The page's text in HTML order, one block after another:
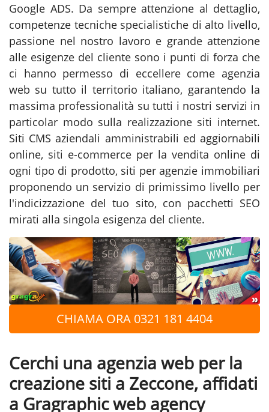
Google ADS. Da sempre attenzione al dettaglio,
competenze tecniche specialistiche di alto livello,
passione nel nostro lavoro e grande attenzione
alle esigenze del cliente sono i punti di forza che
ci hanno permesso di eccellere come agenzia
web su tutto il territorio italiano, garantendo la
massima professionalità su tutti i nostri servizi in
particolar modo sulla realizzazione siti internet.
Siti CMS aziendali amministrabili ed aggiornabili
online, siti e-commerce per la vendita online di
ogni tipo di prodotto, siti per agenzie immobiliari
proponendo un servizio di primissimo livello per
l'indicizzazione del tuo sito, con pacchetti SEO
mirati alla singola esigenza del cliente.
CHIAMA ORA 0321 181 4404
Cerchi una agenzia web per la
creazione siti a Zeccone, affidati
a Gragraphic web agency